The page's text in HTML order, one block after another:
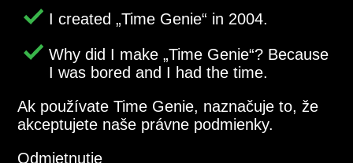
I created Time Genie in 2004.
Why did I make Time Genie ? Because
I was bored and I had the time.
Ak používate Time Genie, naznačuje to, že
akceptujete naše právne podmienky.
Odmietnutie